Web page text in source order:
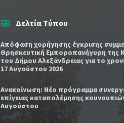
Δελτία Τύπου
Απόφαση χορήγησης έγκρισης
Θρησκευτική Εμποροπανήγυρη της
του Δήμου Αλεξάνδρειας για το
17 Αυγούστου 2026
Ανακοίνωση: Νέο πρόγραμμα
επίγειας καταπολέμησης
Αυγούστου